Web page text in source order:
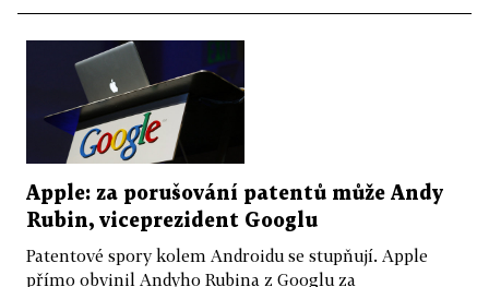
Apple: za porušování patentů může Andy
Rubin, viceprezident Googlu
Patentové spory kolem Androidu se stupňují. Apple
přímo obvinil Andyho Rubina z Googlu za